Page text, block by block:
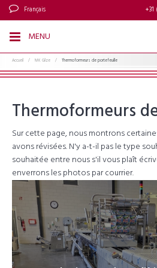
Français +31
MENU
Accueil / MK Gilze / Thermoformeurs de portefeuille
Thermoformeurs
Sur cette page, nous montrons
avons révisées. N'y a-t-il pas le type
souhaitée entre nous s'il vous plaît
enverrons les photos par courrier.